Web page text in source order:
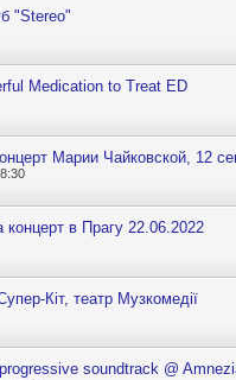
"Stereo"
Medication to Treat ED
Марии Чайковской, 12
концерт в Прагу 22.06.2022
Кіт, театр Музкомедії
soundtrack @